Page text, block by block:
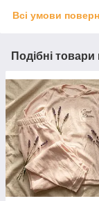
Всі умови
Подібні товари